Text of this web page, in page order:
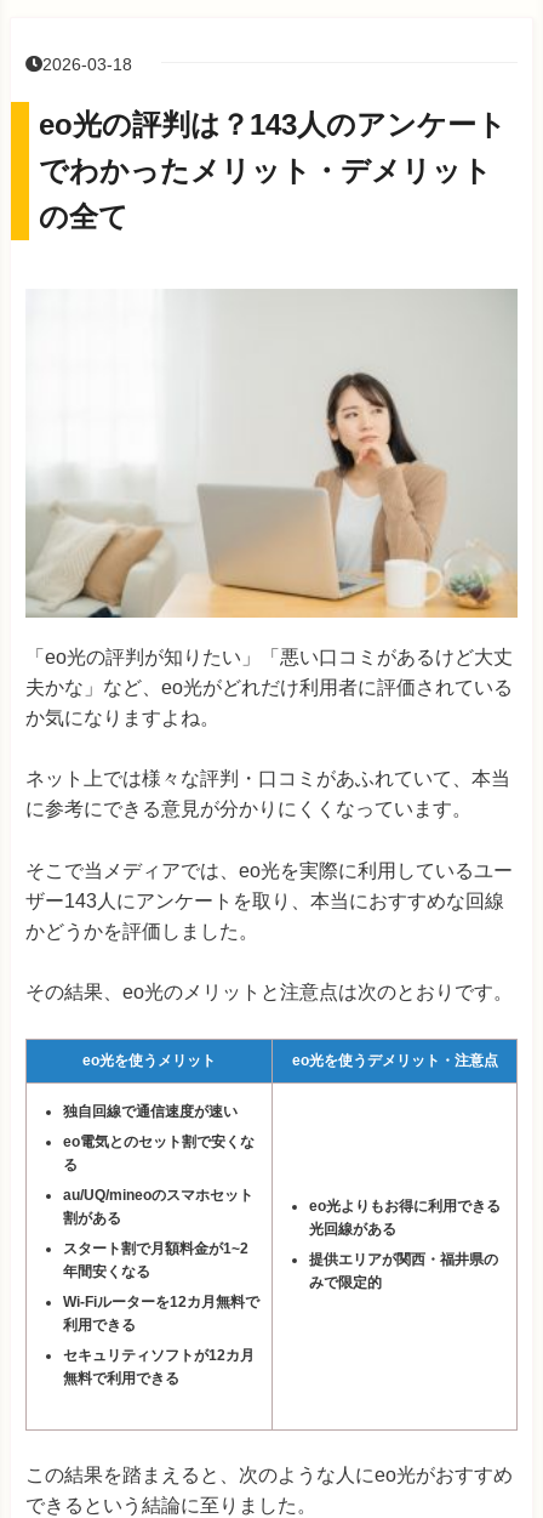
2026-03-18
eo光の評判は？143人のアンケート
でわかったメリット・デメリット
の全て
「eo光の評判が知りたい」「悪い口コミがあるけど大丈
夫かな」など、eo光がどれだけ利用者に評価されている
か気になりますよね。
ネット上では様々な評判・口コミがあふれていて、本当
に参考にできる意見が分かりにくくなっています。
そこで当メディアでは、eo光を実際に利用しているユー
ザー143人にアンケートを取り、本当におすすめな回線
かどうかを評価しました。
その結果、eo光のメリットと注意点は次のとおりです。
eo光を使うメリット eo光を使うデメリット・注意点
独自回線で通信速度が速い
eo電気とのセット割で安くな
る
au/UQ/mineoのスマホセット
割がある
スタート割で月額料金が1~2
年間安くなる
Wi-Fiルーターを12カ月無料で
利用できる
セキュリティソフトが12カ月
無料で利用できる
eo光よりもお得に利用できる
光回線がある
提供エリアが関西・福井県の
みで限定的
この結果を踏まえると、次のような人にeo光がおすすめ
できるという結論に至りました。